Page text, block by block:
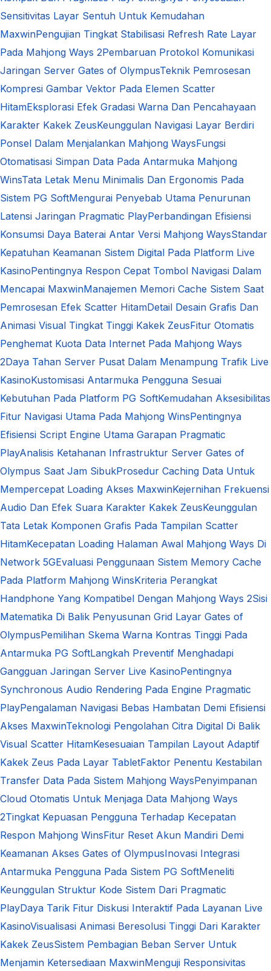
Sensitivitas Layar Sentuh Untuk Kemudahan
MaxwinPengujian Tingkat Stabilisasi Refresh Rate Layar
Pada Mahjong Ways 2Pembaruan Protokol Komunikasi
Jaringan Server Gates of OlympusTeknik Pemrosesan
Kompresi Gambar Vektor Pada Elemen Scatter
HitamEksplorasi Efek Gradasi Warna Dan Pencahayaan
Karakter Kakek ZeusKeunggulan Navigasi Layar Berdiri
Ponsel Dalam Menjalankan Mahjong WaysFungsi
Otomatisasi Simpan Data Pada Antarmuka Mahjong
WinsTata Letak Menu Minimalis Dan Ergonomis Pada
Sistem PG SoftMengurai Penyebab Utama Penurunan
Latensi Jaringan Pragmatic PlayPerbandingan Efisiensi
Konsumsi Daya Baterai Antar Versi Mahjong WaysStandar
Kepatuhan Keamanan Sistem Digital Pada Platform Live
KasinoPentingnya Respon Cepat Tombol Navigasi Dalam
Mencapai MaxwinManajemen Memori Cache Sistem Saat
Pemrosesan Efek Scatter HitamDetail Desain Grafis Dan
Animasi Visual Tingkat Tinggi Kakek ZeusFitur Otomatis
Penghemat Kuota Data Internet Pada Mahjong Ways
2Daya Tahan Server Pusat Dalam Menampung Trafik Live
KasinoKustomisasi Antarmuka Pengguna Sesuai
Kebutuhan Pada Platform PG SoftKemudahan Aksesibilitas
Fitur Navigasi Utama Pada Mahjong WinsPentingnya
Efisiensi Script Engine Utama Garapan Pragmatic
PlayAnalisis Ketahanan Infrastruktur Server Gates of
Olympus Saat Jam SibukProsedur Caching Data Untuk
Mempercepat Loading Akses MaxwinKejernihan Frekuensi
Audio Dan Efek Suara Karakter Kakek ZeusKeunggulan
Tata Letak Komponen Grafis Pada Tampilan Scatter
HitamKecepatan Loading Halaman Awal Mahjong Ways Di
Network 5GEvaluasi Penggunaan Sistem Memory Cache
Pada Platform Mahjong WinsKriteria Perangkat
Handphone Yang Kompatibel Dengan Mahjong Ways 2Sisi
Matematika Di Balik Penyusunan Grid Layar Gates of
OlympusPemilihan Skema Warna Kontras Tinggi Pada
Antarmuka PG SoftLangkah Preventif Menghadapi
Gangguan Jaringan Server Live KasinoPentingnya
Synchronous Audio Rendering Pada Engine Pragmatic
PlayPengalaman Navigasi Bebas Hambatan Demi Efisiensi
Akses MaxwinTeknologi Pengolahan Citra Digital Di Balik
Visual Scatter HitamKesesuaian Tampilan Layout Adaptif
Kakek Zeus Pada Layar TabletFaktor Penentu Kestabilan
Transfer Data Pada Sistem Mahjong WaysPenyimpanan
Cloud Otomatis Untuk Menjaga Data Mahjong Ways
2Tingkat Kepuasan Pengguna Terhadap Kecepatan
Respon Mahjong WinsFitur Reset Akun Mandiri Demi
Keamanan Akses Gates of OlympusInovasi Integrasi
Antarmuka Pengguna Pada Sistem PG SoftMeneliti
Keunggulan Struktur Kode Sistem Dari Pragmatic
PlayDaya Tarik Fitur Diskusi Interaktif Pada Layanan Live
KasinoVisualisasi Animasi Beresolusi Tinggi Dari Karakter
Kakek ZeusSistem Pembagian Beban Server Untuk
Menjamin Ketersediaan MaxwinMenguji Responsivitas